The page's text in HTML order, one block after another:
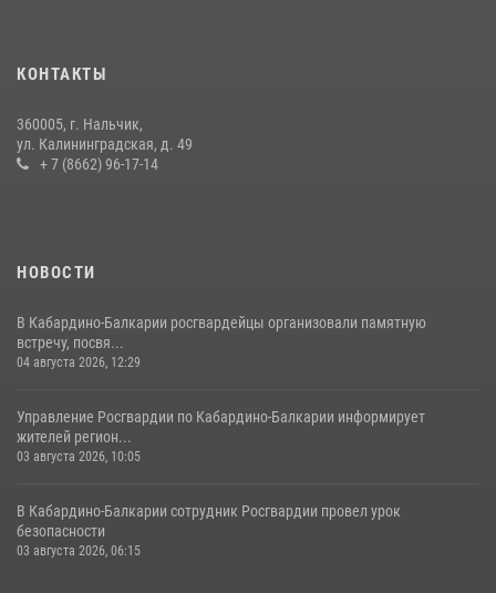
НАЧАЛЬНИК УПРАВЛЕНИЯ РОСГВАРДИИ ПО КАБАРДИНО-
БАЛКАРСКОЙ РЕСПУБЛИКЕ ПРОВЕДЕТ ПРИЕМ ГРАЖДАН
КОНТАКТЫ
360005, г. Нальчик,
ул. Калининградская, д. 49
+ 7 (8662) 96-17-14
НОВОСТИ
В Кабардино-Балкарии росгвардейцы организовали памятную
встречу, посвя...
04 августа 2026, 12:29
Управление Росгвардии по Кабардино-Балкарии информирует
жителей регион...
03 августа 2026, 10:05
В Кабардино‑Балкарии сотрудник Росгвардии провел урок
безопасности
03 августа 2026, 06:15